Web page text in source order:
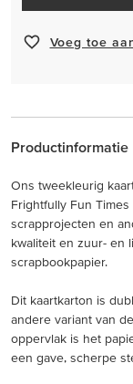
Voeg toe
Productinformatie
Ons tweekleurig
Frightfully Fun
scrapprojecten en
kwaliteit en zuur- en
scrapbookpapier.
Dit kaartkarton is
andere variant van
oppervlak is het
een gave, scherpe